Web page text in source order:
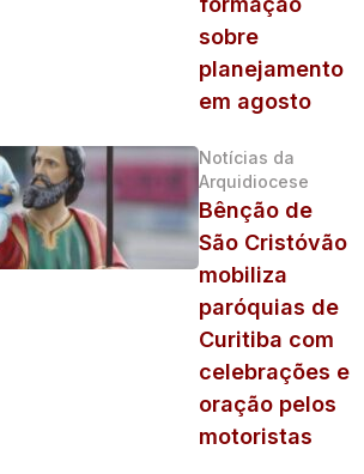
sobre
planejamento
em agosto
Notícias da
Arquidiocese
Bênção de
São Cristóvão
mobiliza
paróquias de
Curitiba com
celebrações e
oração pelos
motoristas